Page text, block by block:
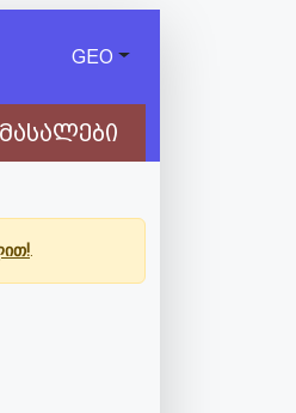
GEO